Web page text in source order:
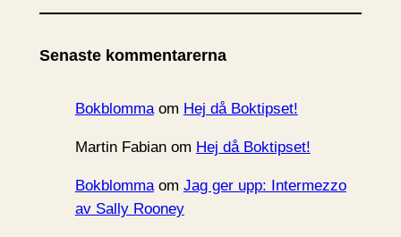
k
v
Senaste kommentarerna
Bokblommaom Hej då Boktipset!
Martin Fabianom Hej då Boktipset!
Bokblommaom Jag ger upp: Intermezzo
av Sally Rooney